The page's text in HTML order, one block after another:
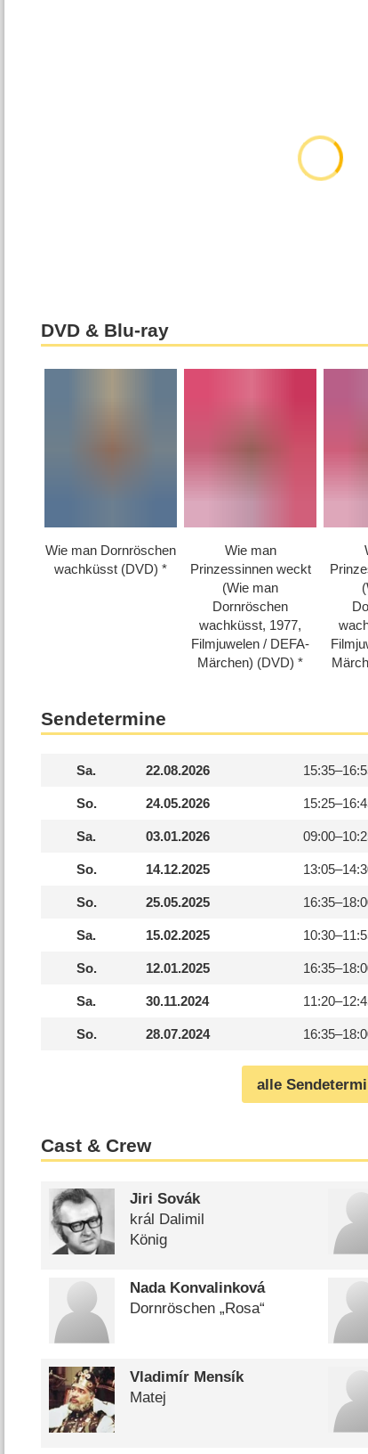
DVD & Blu-ray
Wie man Dornröschen
wachküsst (DVD)
Wie man
Prinzessinnen weckt
(Wie man
Dornröschen
wachküsst, 1977,
Filmjuwelen /​ DEFA-
Märchen) (DVD)
Sendetermine
Sa. 22.08.2026 15:35–
So. 24.05.2026 15:25–
Sa. 03.01.2026 09:00–
So. 14.12.2025 13:05–
So. 25.05.2025 16:35–
Sa. 15.02.2025 10:30–
So. 12.01.2025 16:35–
Sa. 30.11.2024 11:20–
So. 28.07.2024 16:35–
alle
Cast & Crew
Jiri Sovák
král Dalimil
König
Nada Konvalinková
Dornröschen „Rosa“
Vladimír Mensík
Matej